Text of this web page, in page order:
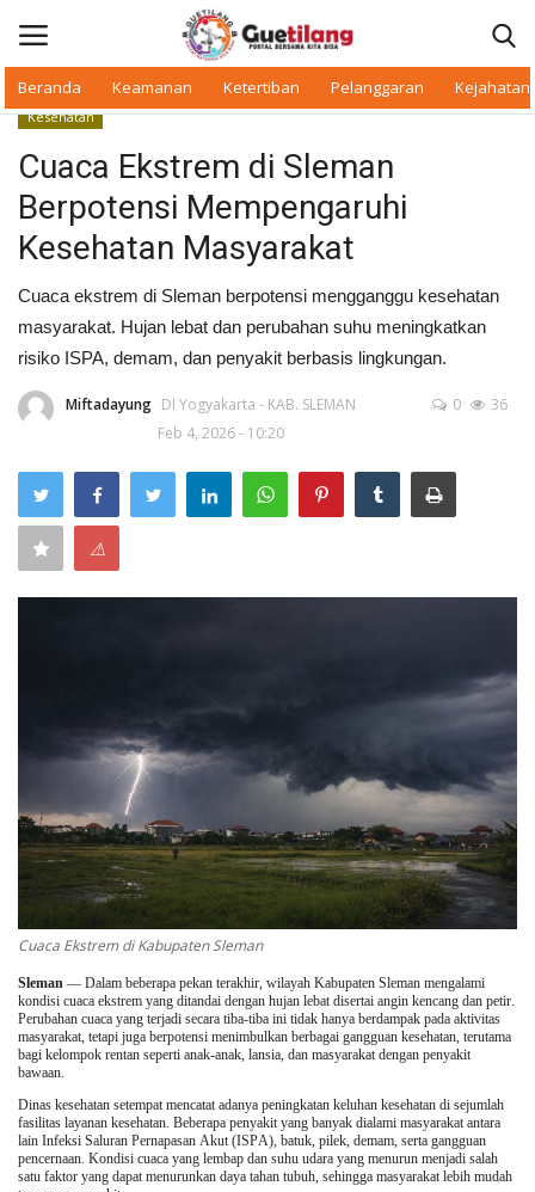
Beranda Keamanan Ketertiban Pelanggaran Kejahatan
Beranda
Makan Bergizi
Warkop Digital
Ketertiban
Keamanan
UMKM & Ekonomi Kreatif
Pekerja Migran Indonesia
Ekonomi
Pendidikan
Informasi Journalism
Olahraga
Kesehatan
Kesehatan
Cuaca Ekstrem di Sleman
Berpotensi Mempengaruhi
Kesehatan Masyarakat
Cuaca ekstrem di Sleman berpotensi mengganggu kesehatan
masyarakat. Hujan lebat dan perubahan suhu meningkatkan
risiko ISPA, demam, dan penyakit berbasis lingkungan.
Miftadayung DI Yogyakarta - KAB. SLEMAN
Feb 4, 2026 - 10:20
0 36
⚠
Cuaca Ekstrem di Kabupaten Sleman
Sleman — Dalam beberapa pekan terakhir, wilayah Kabupaten Sleman mengalami
kondisi cuaca ekstrem yang ditandai dengan hujan lebat disertai angin kencang dan petir.
Perubahan cuaca yang terjadi secara tiba-tiba ini tidak hanya berdampak pada aktivitas
masyarakat, tetapi juga berpotensi menimbulkan berbagai gangguan kesehatan, terutama
bagi kelompok rentan seperti anak-anak, lansia, dan masyarakat dengan penyakit
bawaan.
Dinas kesehatan setempat mencatat adanya peningkatan keluhan kesehatan di sejumlah
fasilitas layanan kesehatan. Beberapa penyakit yang banyak dialami masyarakat antara
lain Infeksi Saluran Pernapasan Akut (ISPA), batuk, pilek, demam, serta gangguan
pencernaan. Kondisi cuaca yang lembap dan suhu udara yang menurun menjadi salah
satu faktor yang dapat menurunkan daya tahan tubuh, sehingga masyarakat lebih mudah